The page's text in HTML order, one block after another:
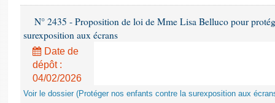
N° 2435 - Proposition de loi de Mme Lisa Belluco pour
surexposition aux écrans
Date de
dépôt :
04/02/2026
Voir le dossier (Protéger nos enfants contre la surexposition aux